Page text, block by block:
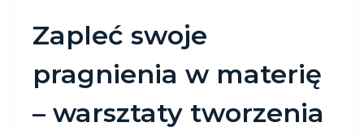
Zapleć swoje
pragnienia w materię
– warsztaty tworzenia